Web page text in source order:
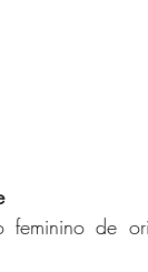
feminino de